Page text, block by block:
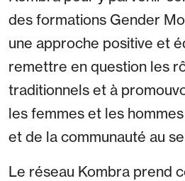
des formations Gender
une approche positive et
remettre en question les
traditionnels et à
les femmes et les
et de la communauté au
Le réseau Kombra prend